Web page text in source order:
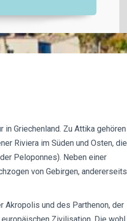
Griechenland. Zu Attika gehören
Riviera im Süden und Osten, die
Peloponnes). Neben einer
von Gebirgen, andererseits
Akropolis und des Parthenon, der
Zivilisation. Die wohl